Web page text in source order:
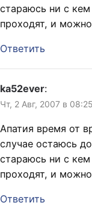
стараюсь ни с
проходят, и
Ответить
ka52ever:
Чт, 2 Авг, 2007 в 08:25
Апатия время от
случае остаюсь
стараюсь ни с
проходят, и
Ответить